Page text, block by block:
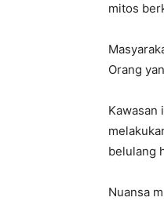
mitos
Orang
Kawasan
belulang
Nuansa